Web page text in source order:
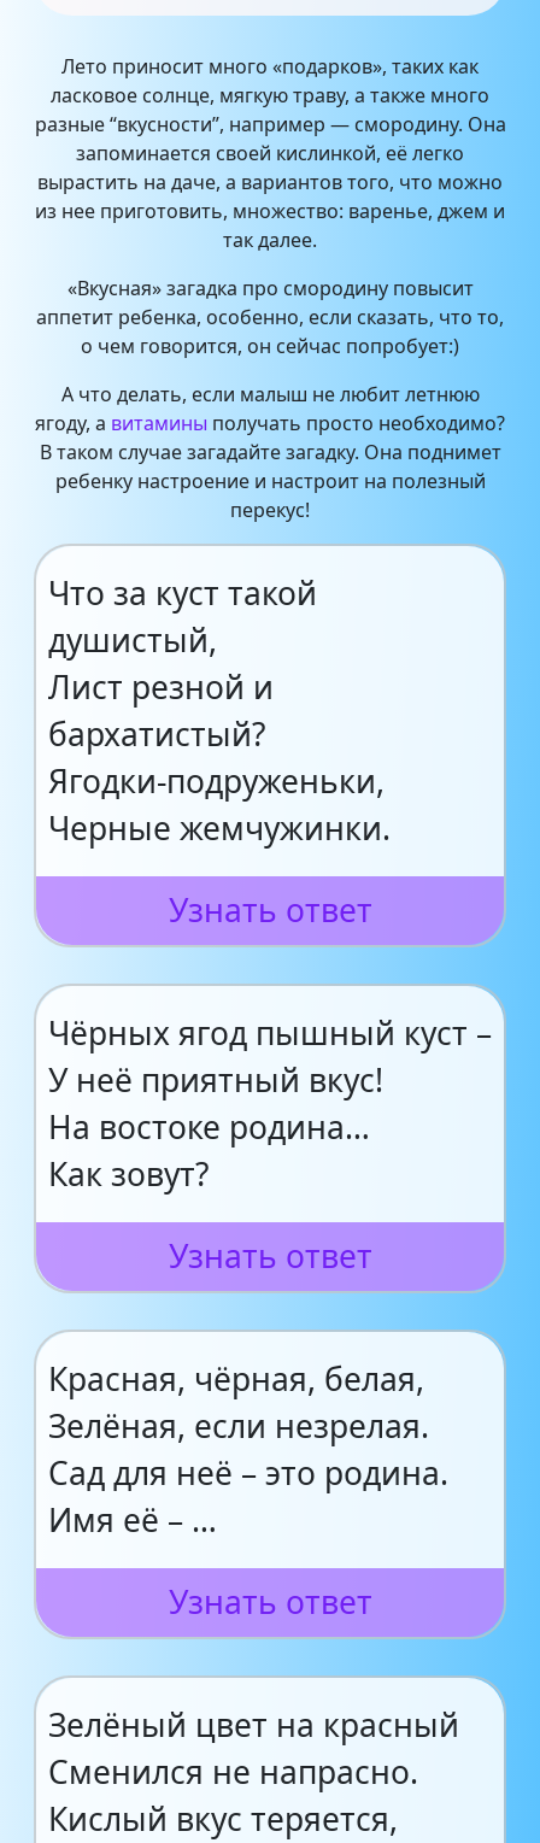
Лето приносит много «подарков», таких как
ласковое солнце, мягкую траву, а также много
разные “вкусности”, например — смородину. Она
запоминается своей кислинкой, её легко
вырастить на даче, а вариантов того, что можно
из нее приготовить, множество: варенье, джем и
так далее.
«Вкусная» загадка про смородину повысит
аппетит ребенка, особенно, если сказать, что то,
о чем говорится, он сейчас попробует:)
А что делать, если малыш не любит летнюю
ягоду, а витамины получать просто необходимо?
В таком случае загадайте загадку. Она поднимет
ребенку настроение и настроит на полезный
перекус!
Что за куст такой
душистый,
Лист резной и
бархатистый?
Ягодки-подруженьки,
Черные жемчужинки.
Узнать ответ
Чёрных ягод пышный куст –
У неё приятный вкус!
На востоке родина…
Как зовут?
Узнать ответ
Красная, чёрная, белая,
Зелёная, если незрелая.
Сад для неё – это родина.
Имя её – …
Узнать ответ
Зелёный цвет на красный
Сменился не напрасно.
Кислый вкус теряется,